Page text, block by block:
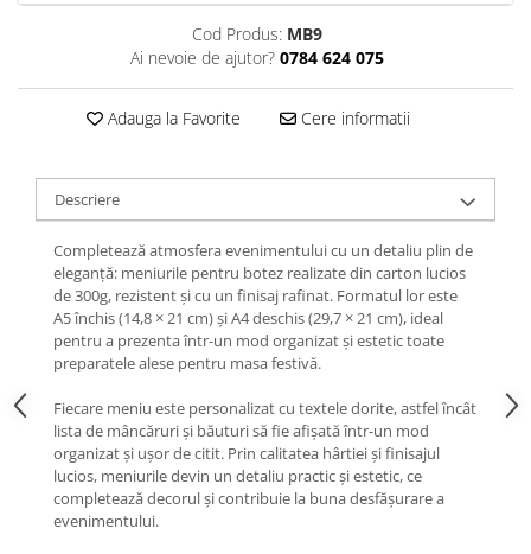
Cod Produs: MB9
Ai nevoie de ajutor? 0784 624 075
Adauga la Favorite Cere informatii
Descriere
Completează atmosfera evenimentului cu un detaliu plin de
eleganță: meniurile pentru botez realizate din carton lucios
de 300g, rezistent și cu un finisaj rafinat. Formatul lor este
A5 închis (14,8 × 21 cm) și A4 deschis (29,7 × 21 cm), ideal
pentru a prezenta într-un mod organizat și estetic toate
preparatele alese pentru masa festivă.
Fiecare meniu este personalizat cu textele dorite, astfel încât
lista de mâncăruri și băuturi să fie afișată într-un mod
organizat și ușor de citit. Prin calitatea hârtiei și finisajul
lucios, meniurile devin un detaliu practic și estetic, ce
completează decorul și contribuie la buna desfășurare a
evenimentului.